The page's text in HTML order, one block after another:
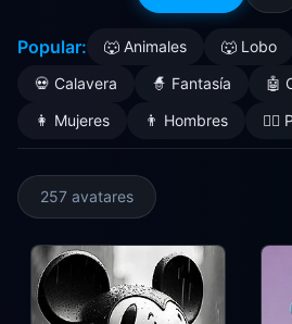
Popular: 🐺 Animales 🐺 Lobo
💀 Calavera
🧙 Fantasía
🤖
👩 Mujeres
👨 Hombres 🏴‍☠️
257 avatares